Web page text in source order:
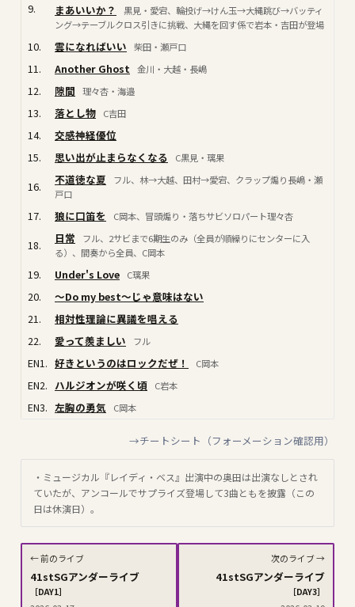
9. まあいいか？
黒見・愛宕、輪投げ→けん玉→大縄跳び→バッティ
ング→テーブルクロス引きに挑戦、大縄を回す係で岩本・吉田が登場
10. 雲になればいい 柴田・瀬戸口
11. Another Ghost 金川・大越・長嶋
12. 隙間 理々杏・海邉
13. 落とし物 C吉田
14.
交感神経優位
15.
思い出が止まらなくなる C黒見・璃果
16. 不道徳な夏
フル、林→大越、田村→愛宕、クラップ煽り長嶋・瀬
戸口
17. 狼に口笛を C岡本、冒頭煽り・落ちサビソロパート理々杏
18. 日常
フル、2サビまで6期生のみ（全員が順繰りにセンターに入
る）、間奏から全員、C岡本
19. Under's Love C璃果
20.
〜Do my best〜じゃ意味はない
21.
相対性理論に異議を唱える
22.
愛って羨ましい フル
EN1. 好きというのはロックだぜ！ C岡本
EN2. ハルジオンが咲く頃 C岩本
EN3. 左胸の勇気 C岡本
→チートシート（フォーメーション確認用）
・ミュージカル『レイディ・ベス』出演中の奥田は出演なしとされ
ていたが、アンコールでサプライズ登場して3曲ともを披露（この
日は休演日）。
← 前のライブ
41stSGアンダーライブ
［DAY1］
次のライブ →
41stSGアンダーライブ
［DAY3］